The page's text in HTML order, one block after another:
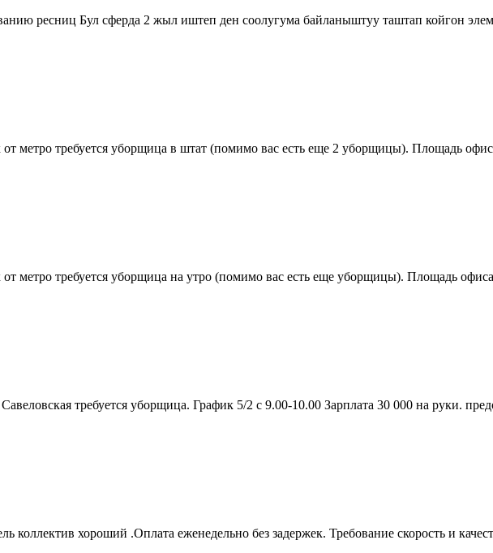
ресниц Бул сферда 2 жыл иштеп ден соолугума байланыштуу таштап койгон
метро требуется уборщица в штат (помимо вас есть еще 2 уборщицы). Площадь
метро требуется уборщица на утро (помимо вас есть еще уборщицы). Площадь
требуется уборщица. График 5/2 с 9.00-10.00 Зарплата 30 000 на руки.
коллектив хороший .Оплата еженедельно без задержек. Требование скорость и